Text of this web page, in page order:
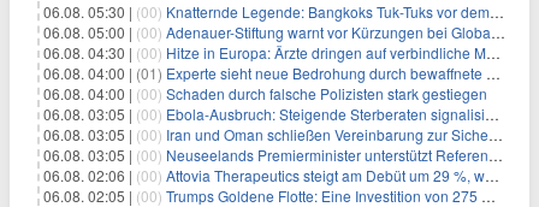
06.08. 05:30 | (00) Knatternde Legende: Bangkoks Tuk-Tuks vor dem Aus?
06.08. 05:00 | (00) Adenauer-Stiftung warnt vor Kürzungen bei Globaler Gesundheit
06.08. 04:30 | (00) Hitze in Europa: Ärzte dringen auf verbindliche Maßnahmen
06.08. 04:00 | (01) Experte sieht neue Bedrohung durch bewaffnete Drohnen
06.08. 04:00 | (00) Schaden durch falsche Polizisten stark gestiegen
06.08. 03:05 | (00) Ebola-Ausbruch: Steigende Sterberaten signalisieren dringenden Bedarf an verbesserter Gesundheitsinfrastruktur
06.08. 03:05 | (00) Iran und Oman schließen Vereinbarung zur Sicherung des Schiffsverkehrs durch die Straße von Hormuz
06.08. 03:05 | (00) Neuseelands Premierminister unterstützt Referendum über das Wahlsystem: Ein Schritt in Richtung verbesserter demokratischer Beteiligung
06.08. 02:06 | (00) Attovia Therapeutics steigt am Debüt um 29 %, was starkes Investorenvertrauen in biotechnologische Innovation signalisiert
06.08. 02:05 | (00) Trumps Goldene Flotte: Eine Investition von 275 Milliarden Dollar in militärische Macht